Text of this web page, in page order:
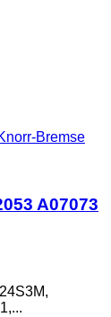
Bremse
A07073